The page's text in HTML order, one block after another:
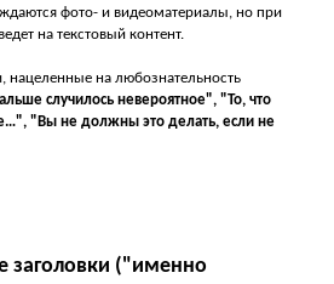
фото- и видеоматериалы, но при
на текстовый контент.
нацеленные на любознательность
случилось невероятное", "То, что
"Вы не должны это делать, если не
("именно